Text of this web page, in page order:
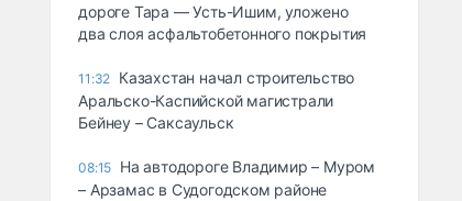
дороге Тара — Усть-Ишим, уложено
два слоя асфальтобетонного покрытия
11:32 Казахстан начал строительство
Аральско-Каспийской магистрали
Бейнеу – Саксаульск
08:15 На автодороге Владимир – Муром
– Арзамас в Судогодском районе